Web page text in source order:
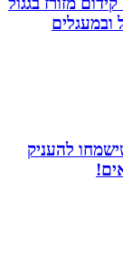
להעניק